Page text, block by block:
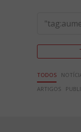
TODOS
ARTIGOS